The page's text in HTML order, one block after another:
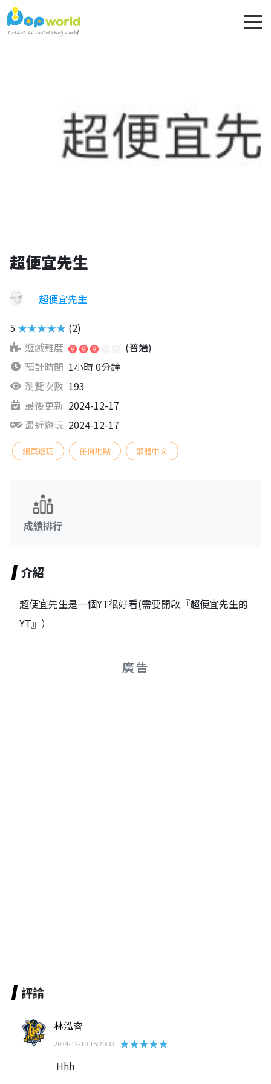
超便宜先生
超便宜先生
5 ★★★★★ (2)
遊戲難度
(普通)
預計時間 1小時 0分鐘
瀏覽次數 193
最後更新 2024-12-17
最近遊玩 2024-12-17
網頁遊玩 任何地點 繁體中文
成績排行
介紹
超便宜先生是一個YT很好看(需要開啟『超便宜先生的
YT』）
廣告
評論
林泓睿
2024-12-10 15:20:33
★★★★★
Hhh